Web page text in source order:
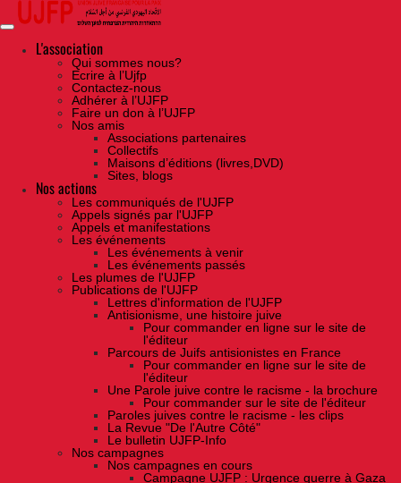
Skip
the
contentL'association
Qui sommes nous?
Ecrire à l’Ujfp
Contactez-nous
Adhérer à l’UJFP
Faire un don à l’UJFP
Nos amis
Associations partenaires
Collectifs
Maisons d’éditions (livres,DVD)
Sites, blogs
Nos actions
Les communiqués de l'UJFP
Appels signés par l'UJFP
Appels et manifestations
Les événements
Les événements à venir
Les événements passés
Les plumes de l'UJFP
Publications de l'UJFP
Lettres d'information de l'UJFP
Antisionisme, une histoire juive
Pour commander en ligne sur le site de
l'éditeur
Parcours de Juifs antisionistes en France
Pour commander en ligne sur le site de
l'éditeur
Une Parole juive contre le racisme - la brochure
Pour commander sur le site de l'éditeur
Paroles juives contre le racisme - les clips
La Revue "De l'Autre Côté"
Le bulletin UJFP-Info
Nos campagnes
Nos campagnes en cours
Campagne UJFP : Urgence guerre à Gaza